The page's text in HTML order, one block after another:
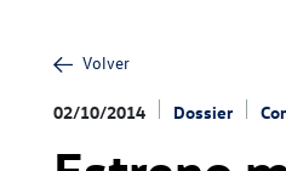
Volver
02/10/2014 Dossier